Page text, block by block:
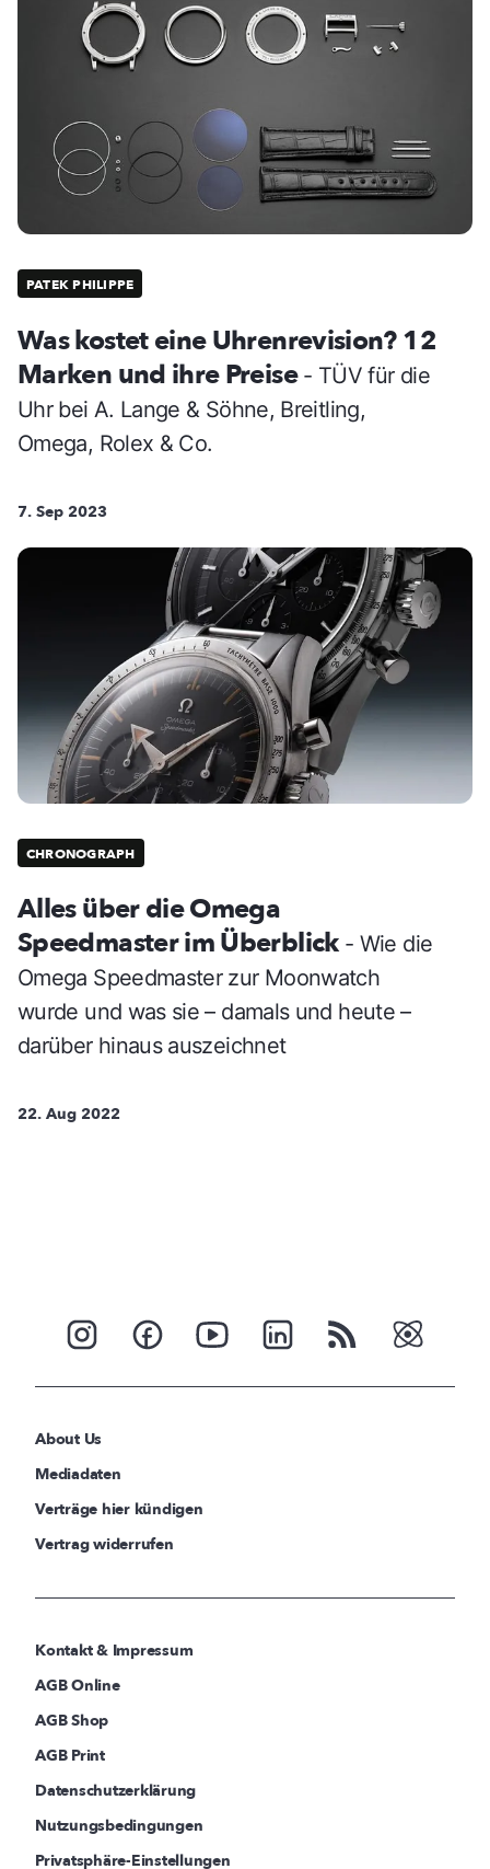
PATEK PHILIPPE
Was kostet eine Uhrenrevision? 12
Marken und ihre Preise - TÜV für die
Uhr bei A. Lange & Söhne, Breitling,
Omega, Rolex & Co.
7. Sep 2023
CHRONOGRAPH
Alles über die Omega
Speedmaster im Überblick - Wie die
Omega Speedmaster zur Moonwatch
wurde und was sie – damals und heute –
darüber hinaus auszeichnet
22. Aug 2022
About Us
Mediadaten
Verträge hier kündigen
Vertrag widerrufen
Kontakt & Impressum
AGB Online
AGB Shop
AGB Print
Datenschutzerklärung
Nutzungsbedingungen
Privatsphäre-Einstellungen